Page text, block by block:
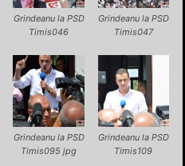
Grindeanu la PSD
Timis046
Grindeanu la PSD
Timis047
Grindeanu la PSD
Timis095 jpg
Grindeanu la PSD
Timis109